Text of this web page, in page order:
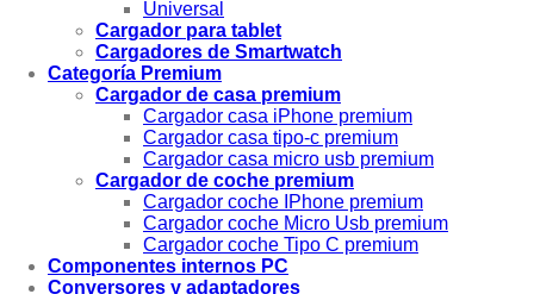
Universal
Cargador para tablet
Cargadores de Smartwatch
Categoría Premium
Cargador de casa premium
Cargador casa iPhone premium
Cargador casa tipo-c premium
Cargador casa micro usb premium
Cargador de coche premium
Cargador coche IPhone premium
Cargador coche Micro Usb premium
Cargador coche Tipo C premium
Componentes internos PC
Conversores y adaptadores